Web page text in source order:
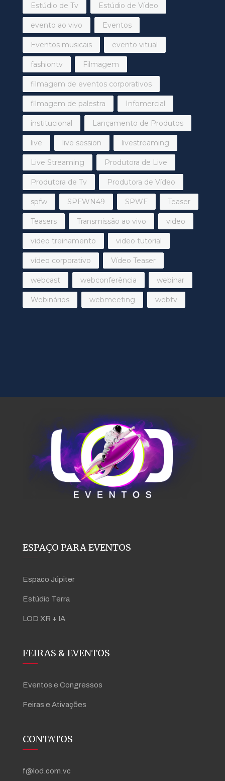
Estúdio de Tv Estúdio de Vídeo
evento ao vivo Eventos
Eventos musicais evento vitual
fashiontv Filmagem
filmagem de eventos corporativos
filmagem de palestra Infomercial
institucional Lançamento de Produtos
live live session livestreaming
Live Streaming Produtora de Live
Produtora de Tv Produtora de Vídeo
spfw SPFWN49 SPWF Teaser
Teasers Transmissão ao vivo video
video treinamento video tutorial
vídeo corporativo Vídeo Teaser
webcast webconferência webinar
Webinários webmeeting webtv
ESPAÇO PARA EVENTOS
Espaco Júpiter
Estúdio Terra
LOD XR + IA
FEIRAS & EVENTOS
Eventos e Congressos
Feiras e Ativações
CONTATOS
f@lod.com.vc